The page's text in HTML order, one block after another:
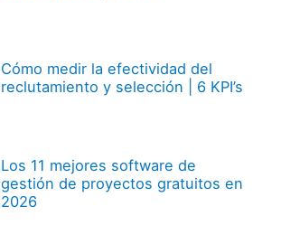
Cómo medir la efectividad del
reclutamiento y selección | 6 KPI’s
Los 11 mejores software de
gestión de proyectos gratuitos en
2026